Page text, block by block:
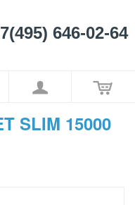
646-02-64
SLIM 15000